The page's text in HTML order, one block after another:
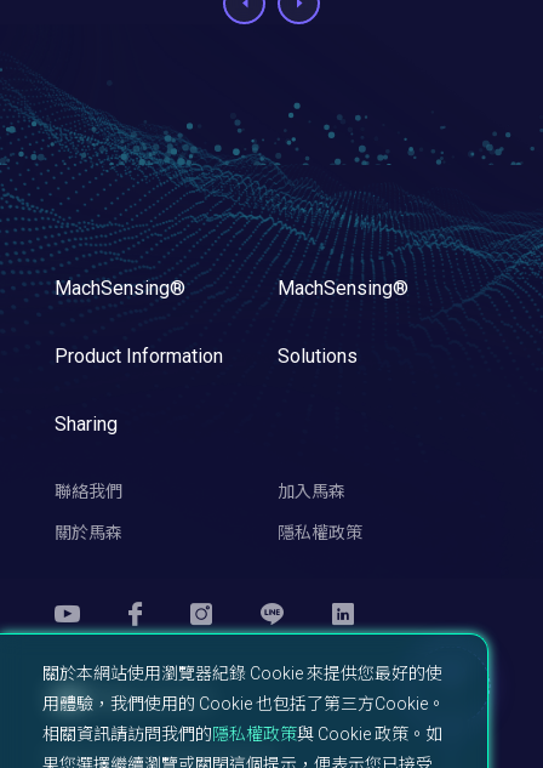
MachSensing® MachSensing®
Product Information Solutions
Sharing
聯絡我們 加入馬森
關於馬森 隱私權政策
Machsync© All right reserved.
TOP
關於本網站使用瀏覽器紀錄 Cookie 來提供您最好的使
用體驗，我們使用的 Cookie 也包括了第三方Cookie。
相關資訊請訪問我們的隱私權政策與 Cookie 政策。如